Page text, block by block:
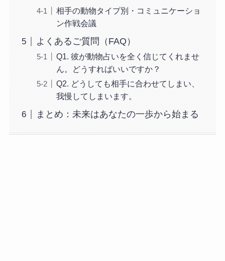
相手の動物タイプ別・コミュニケーショ
ン作戦会議
よくあるご質問（FAQ）
Q1. 彼が動物占いを全く信じてくれませ
ん。どうすればいいですか？
Q2. どうしても相手に合わせてしまい、
我慢してしまいます。
まとめ：未来はあなたの一歩から始まる